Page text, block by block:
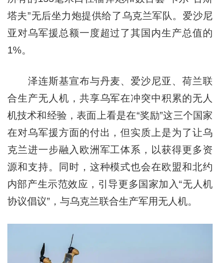
塔夫”无后坐力炮提供给了乌克兰军队。爱沙尼
亚对乌军援总额一度超过了其国内生产总值的
1%。
泽连斯基宣布与丹麦、爱沙尼亚、荷兰联
合生产无人机，共享乌军在冲突中积累的无人
机技术和经验，表面上看是在“奖励”这三个国家
在对乌军援方面的付出，但实质上是为了让乌
克兰进一步融入欧洲军工体系，以获得更多资
源和支持。同时，这种模式也会在欧盟和北约
内部产生示范效应，引导更多国家加入“无人机
协议倡议”，与乌克兰联合生产军用无人机。